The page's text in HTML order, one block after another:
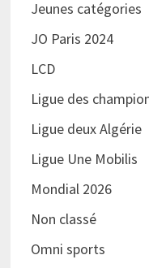
Jeunes catégories
JO Paris 2024
LCD
Ligue des
Ligue deux Algérie
Ligue Une Mobilis
Mondial 2026
Non classé
Omni sports